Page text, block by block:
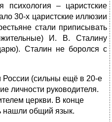
психология – царистские
30-х царистские иллюзии
стали приписывать
И. В. Сталину
Сталин не боролся с
России (сильны ещё в 20-е
личности руководителя.
церкви. В конце
нашли общий язык.